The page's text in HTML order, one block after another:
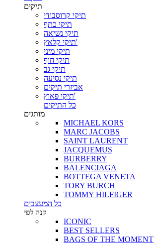
תיקים
תיקי קרוסבודי
תיקי כתף
תיקי נשיאה
תיקי קלאץ'
תיקי מיני
תיקי חוף
תיקי גב
תיקי נסיעה
אביזרי תיקים
תיקי פאוץ'
כל התיקים
מותגים
MICHAEL KORS
MARC JACOBS
SAINT LAURENT
JACQUEMUS
BURBERRY
BALENCIAGA
BOTTEGA VENETA
TORY BURCH
TOMMY HILFIGER
כל המעצבים
קנה לפי
ICONIC
BEST SELLERS
BAGS OF THE MOMENT